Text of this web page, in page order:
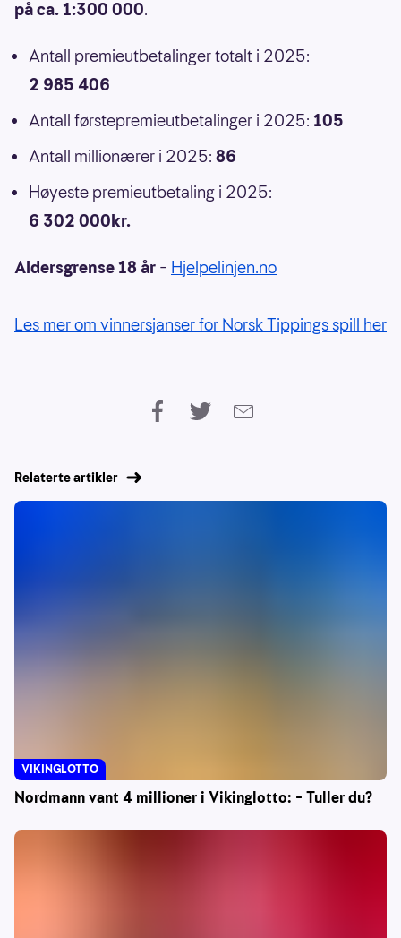
på ca. 1:300 000.
Antall premieutbetalinger totalt i 2025:
2 985 406
Antall førstepremieutbetalinger i 2025: 105
Antall millionærer i 2025: 86
Høyeste premieutbetaling i 2025:
6 302 000kr.
Aldersgrense 18 år – Hjelpelinjen.no
Les mer om vinnersjanser for Norsk Tippings spill her
Relaterte artikler
Nordmann vant 4 millioner i Vikinglotto: – Tuller du?
VIKINGLOTTO